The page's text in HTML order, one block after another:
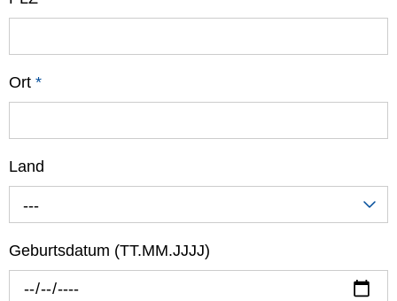
Ort *
Land
---
Geburtsdatum (TT.MM.JJJJ)